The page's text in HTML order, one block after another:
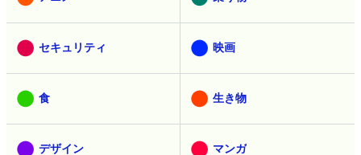
セキュリティ 映画
食 生き物
デザイン マンガ